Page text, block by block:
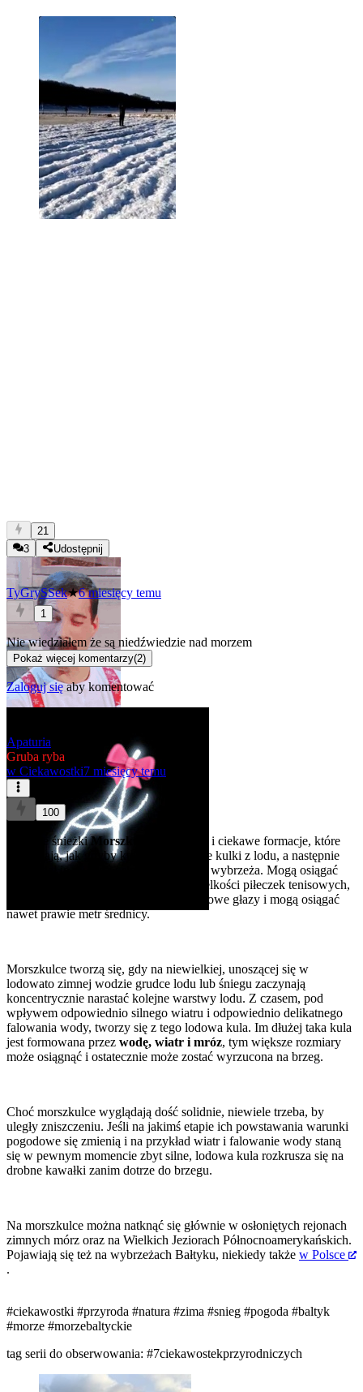
21
3
Udostępnij
TyGrySSek★6 miesięcy temu
1
Nie wiedziałem że są niedźwiedzie nad morzem
Pokaż więcej komentarzy(2)
Zaloguj sięaby komentować
Apaturia
Gruba ryba
w Ciekawostki7 miesięcy temu
100
Morskie śnieżkiMorszkulce
to rzadkie i ciekawe formacje, które
wyglądają, jak gdyby ktoś utoczył spore kulki z lodu, a następnie
poukładał je równo w skupisku wzdłuż wybrzeża. Mogą osiągać
różne rozmiary: mniejsze mogą być wielkości piłeczek tenisowych,
największe natomiast przypominają lodowe głazy i mogą osiągać
nawet prawie metr średnicy.
Morszkulce tworzą się, gdy na niewielkiej, unoszącej się w
lodowato zimnej wodzie grudce lodu lub śniegu zaczynają
koncentrycznie narastać kolejne warstwy lodu. Z czasem, pod
wpływem odpowiednio silnego wiatru i odpowiednio delikatnego
falowania wody, tworzy się z tego lodowa kula. Im dłużej taka kula
jest formowana przez wodę, wiatr i mróz, tym większe rozmiary
może osiągnąć i ostatecznie może zostać wyrzucona na brzeg.
Choć morszkulce wyglądają dość solidnie, niewiele trzeba, by
uległy zniszczeniu. Jeśli na jakimś etapie ich powstawania warunki
pogodowe się zmienią i na przykład wiatr i falowanie wody staną
się w pewnym momencie zbyt silne, lodowa kula rozkrusza się na
drobne kawałki zanim dotrze do brzegu.
Na morszkulce można natknąć się głównie w osłoniętych rejonach
zimnych mórz oraz na Wielkich Jeziorach Północnoamerykańskich.
Pojawiają się też na wybrzeżach Bałtyku, niekiedy także w Polsce
.
#ciekawostki #przyroda #natura #zima #snieg #pogoda #baltyk
#morze #morzebaltyckie
tag serii do obserwowania: #7ciekawostekprzyrodniczych